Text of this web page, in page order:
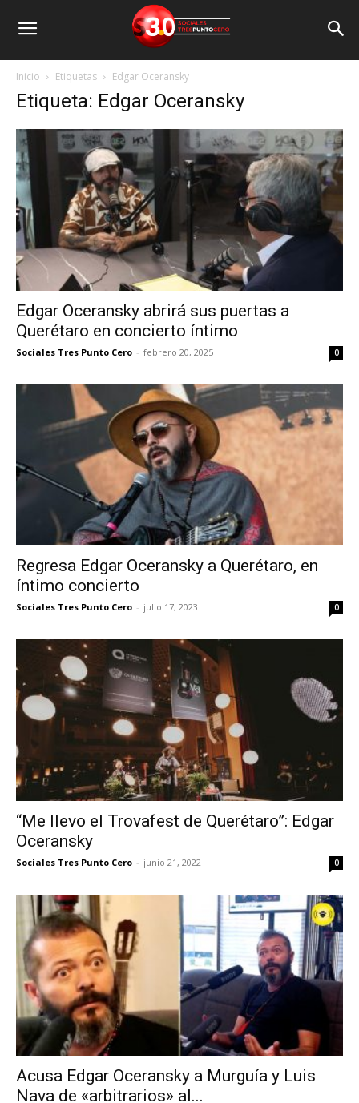
Inicio Etiquetas Edgar Oceransky
Etiqueta: Edgar Oceransky
Edgar Oceransky abrirá sus puertas a
Querétaro en concierto íntimo
Sociales Tres Punto Cero - febrero 20, 2025 0
Regresa Edgar Oceransky a Querétaro, en
íntimo concierto
Sociales Tres Punto Cero - julio 17, 2023 0
“Me llevo el Trovafest de Querétaro”: Edgar
Oceransky
Sociales Tres Punto Cero - junio 21, 2022 0
Acusa Edgar Oceransky a Murguía y Luis
Nava de «arbitrarios» al...